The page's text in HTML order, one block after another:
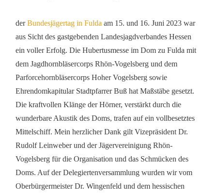
derBundesjägertag in Fulda am 15. und 16. Juni 2023 war
aus Sicht des gastgebenden Landesjagdverbandes Hessen
ein voller Erfolg. Die Hubertusmesse im Dom zu Fulda mit
dem Jagdhornbläsercorps Rhön-Vogelsberg und dem
Parforcehornbläsercorps Hoher Vogelsberg sowie
Ehrendomkapitular Stadtpfarrer Buß hat Maßstäbe gesetzt.
Die kraftvollen Klänge der Hörner, verstärkt durch die
wunderbare Akustik des Doms, trafen auf ein vollbesetztes
Mittelschiff. Mein herzlicher Dank gilt Vizepräsident Dr.
Rudolf Leinweber und der Jägervereinigung Rhön-
Vogelsberg für die Organisation und das Schmücken des
Doms. Auf der Delegiertenversammlung wurden wir vom
Oberbürgermeister Dr. Wingenfeld und dem hessischen